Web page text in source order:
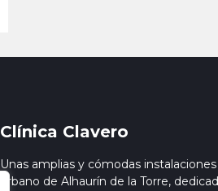
Clínica Clavero
Unas amplias y cómodas
urbano de Alhaurín de la Torre,